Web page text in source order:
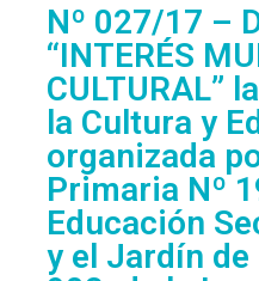
Nº 027/17 –
“INTERÉS
CULTURAL”
la Cultura y
organizada
Primaria Nº
Educación
y el Jardín